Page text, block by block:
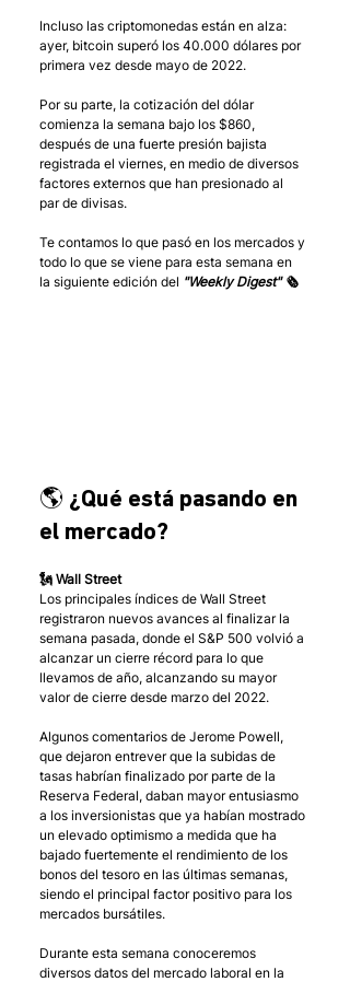
Incluso las criptomonedas están en alza:
ayer, bitcoin superó los 40.000 dólares por
primera vez desde mayo de 2022.
Por su parte, la cotización del dólar
comienza la semana bajo los $860,
después de una fuerte presión bajista
registrada el viernes, en medio de diversos
factores externos que han presionado al
par de divisas.
Te contamos lo que pasó en los mercados y
todo lo que se viene para esta semana en
la siguiente edición del "Weekly Digest" 🗞
🌎 ¿Qué está pasando en
el mercado?
🗽 Wall Street
Los principales índices de Wall Street
registraron nuevos avances al finalizar la
semana pasada, donde el S&P 500 volvió a
alcanzar un cierre récord para lo que
llevamos de año, alcanzando su mayor
valor de cierre desde marzo del 2022.
Algunos comentarios de Jerome Powell,
que dejaron entrever que la subidas de
tasas habrían finalizado por parte de la
Reserva Federal, daban mayor entusiasmo
a los inversionistas que ya habían mostrado
un elevado optimismo a medida que ha
bajado fuertemente el rendimiento de los
bonos del tesoro en las últimas semanas,
siendo el principal factor positivo para los
mercados bursátiles.
Durante esta semana conoceremos
diversos datos del mercado laboral en la